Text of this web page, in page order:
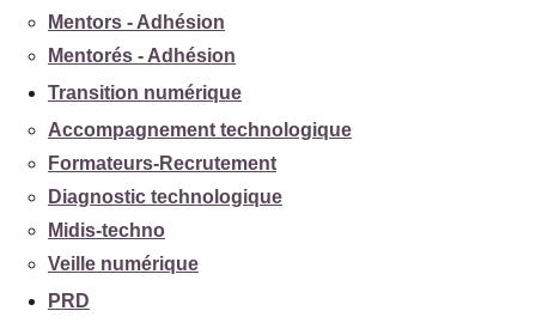
Mentors - Adhésion
Mentorés - Adhésion
Transition numérique
Accompagnement technologique
Formateurs-Recrutement
Diagnostic technologique
Midis-techno
Veille numérique
PRD